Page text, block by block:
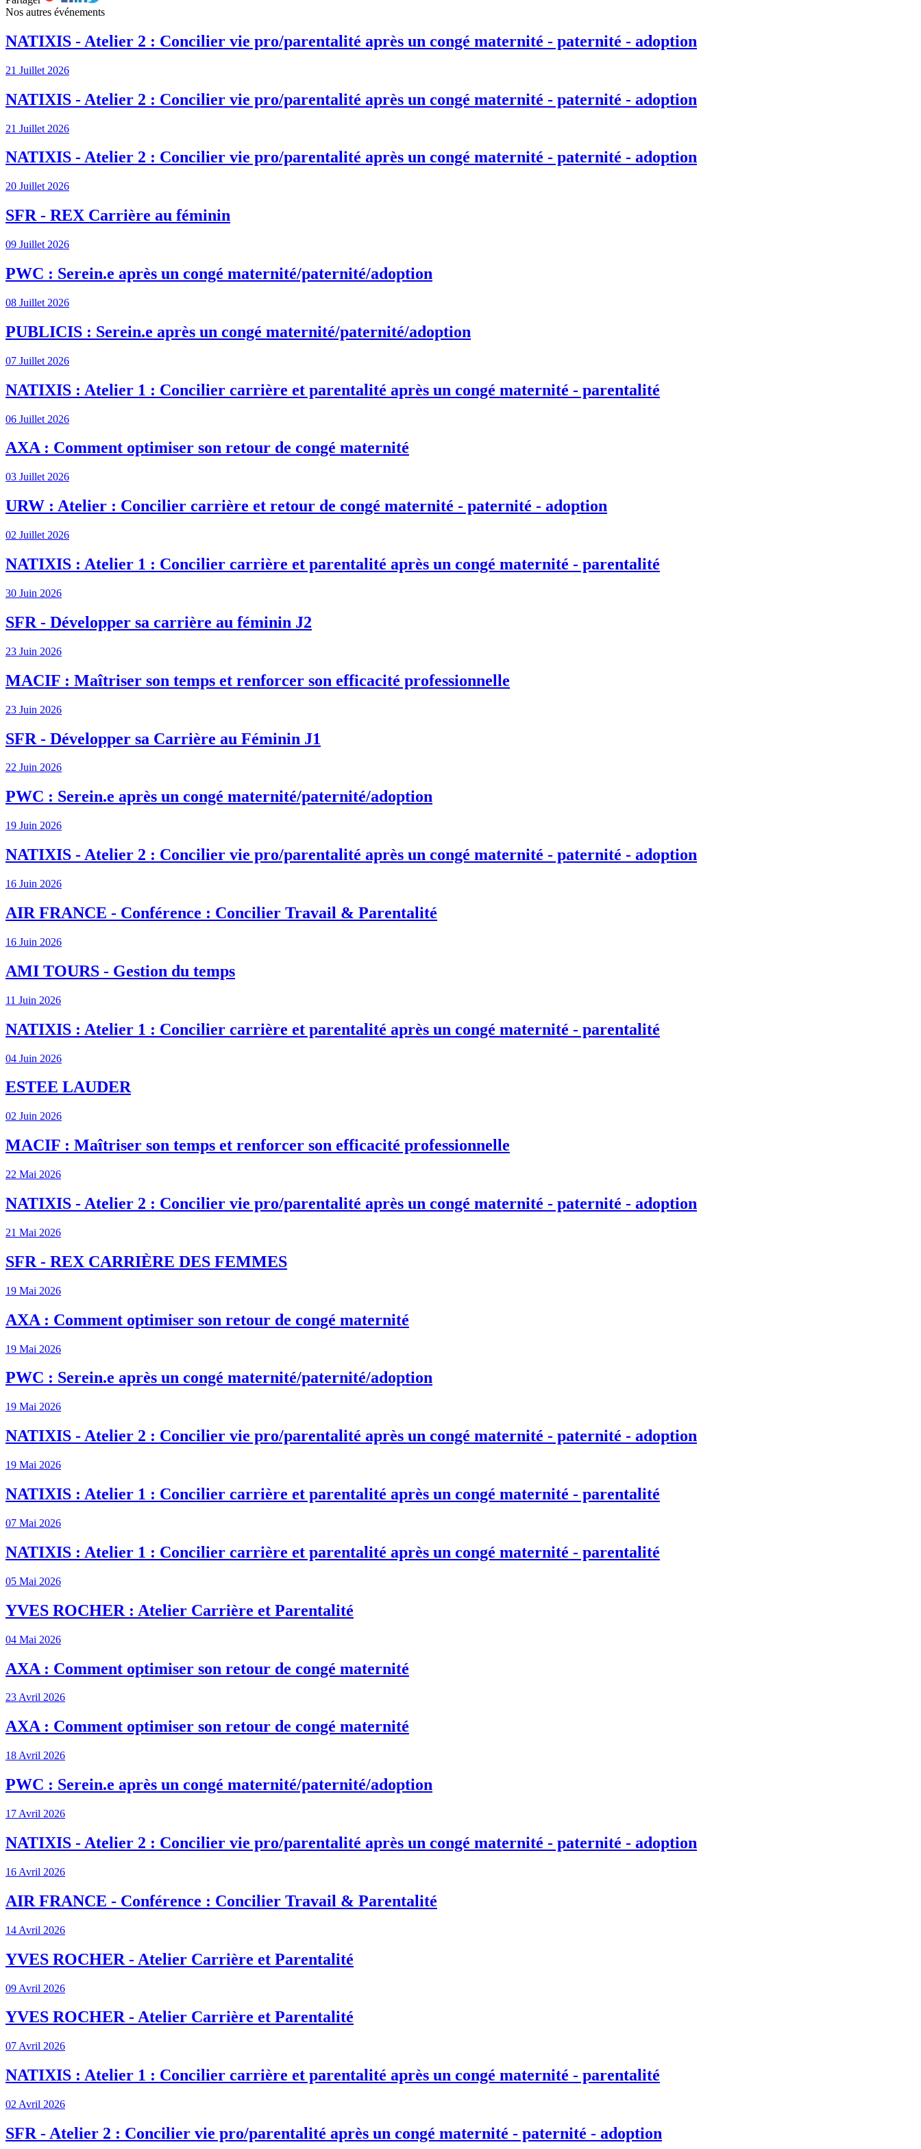
Nos autres événements
NATIXIS - Atelier 2 : Concilier vie pro/parentalité après un congé maternité - paternité - adoption
21 Juillet 2026
NATIXIS - Atelier 2 : Concilier vie pro/parentalité après un congé maternité - paternité - adoption
21 Juillet 2026
NATIXIS - Atelier 2 : Concilier vie pro/parentalité après un congé maternité - paternité - adoption
20 Juillet 2026
SFR - REX Carrière au féminin
09 Juillet 2026
PWC : Serein.e après un congé maternité/paternité/adoption
08 Juillet 2026
PUBLICIS : Serein.e après un congé maternité/paternité/adoption
07 Juillet 2026
NATIXIS : Atelier 1 : Concilier carrière et parentalité après un congé maternité - parentalité
06 Juillet 2026
AXA : Comment optimiser son retour de congé maternité
03 Juillet 2026
URW : Atelier : Concilier carrière et retour de congé maternité - paternité - adoption
02 Juillet 2026
NATIXIS : Atelier 1 : Concilier carrière et parentalité après un congé maternité - parentalité
30 Juin 2026
SFR - Développer sa carrière au féminin J2
23 Juin 2026
MACIF : Maîtriser son temps et renforcer son efficacité professionnelle
23 Juin 2026
SFR - Développer sa Carrière au Féminin J1
22 Juin 2026
PWC : Serein.e après un congé maternité/paternité/adoption
19 Juin 2026
NATIXIS - Atelier 2 : Concilier vie pro/parentalité après un congé maternité - paternité - adoption
16 Juin 2026
AIR FRANCE - Conférence : Concilier Travail & Parentalité
16 Juin 2026
AMI TOURS - Gestion du temps
11 Juin 2026
NATIXIS : Atelier 1 : Concilier carrière et parentalité après un congé maternité - parentalité
04 Juin 2026
ESTEE LAUDER
02 Juin 2026
MACIF : Maîtriser son temps et renforcer son efficacité professionnelle
22 Mai 2026
NATIXIS - Atelier 2 : Concilier vie pro/parentalité après un congé maternité - paternité - adoption
21 Mai 2026
SFR - REX CARRIÈRE DES FEMMES
19 Mai 2026
AXA : Comment optimiser son retour de congé maternité
19 Mai 2026
PWC : Serein.e après un congé maternité/paternité/adoption
19 Mai 2026
NATIXIS - Atelier 2 : Concilier vie pro/parentalité après un congé maternité - paternité - adoption
19 Mai 2026
NATIXIS : Atelier 1 : Concilier carrière et parentalité après un congé maternité - parentalité
07 Mai 2026
NATIXIS : Atelier 1 : Concilier carrière et parentalité après un congé maternité - parentalité
05 Mai 2026
YVES ROCHER : Atelier Carrière et Parentalité
04 Mai 2026
AXA : Comment optimiser son retour de congé maternité
23 Avril 2026
AXA : Comment optimiser son retour de congé maternité
18 Avril 2026
PWC : Serein.e après un congé maternité/paternité/adoption
17 Avril 2026
NATIXIS - Atelier 2 : Concilier vie pro/parentalité après un congé maternité - paternité - adoption
16 Avril 2026
AIR FRANCE - Conférence : Concilier Travail & Parentalité
14 Avril 2026
YVES ROCHER - Atelier Carrière et Parentalité
09 Avril 2026
YVES ROCHER - Atelier Carrière et Parentalité
07 Avril 2026
NATIXIS : Atelier 1 : Concilier carrière et parentalité après un congé maternité - parentalité
02 Avril 2026
SFR - Atelier 2 : Concilier vie pro/parentalité après un congé maternité - paternité - adoption